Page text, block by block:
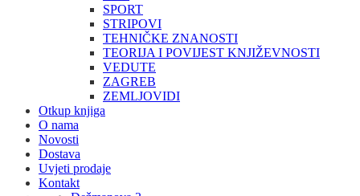
SPORT
STRIPOVI
TEHNIČKE ZNANOSTI
TEORIJA I POVIJEST KNJIŽEVNOSTI
VEDUTE
ZAGREB
ZEMLJOVIDI
Otkup knjiga
O nama
Novosti
Dostava
Uvjeti prodaje
Kontakt